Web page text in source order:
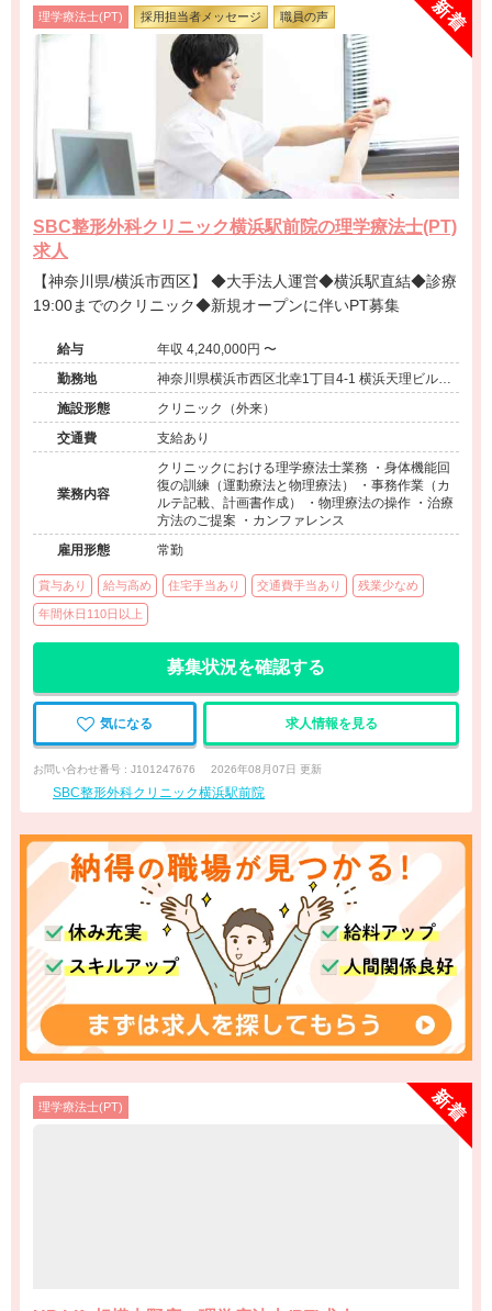
理学療法士(PT) 採用担当者メッセージ 職員の声
SBC整形外科クリニック横浜駅前院の理学療法士(PT)
求人
【神奈川県/横浜市西区】 ◆大手法人運営◆横浜駅直結◆診療
19:00までのクリニック◆新規オープンに伴いPT募集
給与
年収 4,240,000円 〜
勤務地
神奈川県横浜市西区北幸1丁目4-1 横浜天理ビル11
階
施設形態
クリニック（外来）
交通費
支給あり
業務内容
クリニックにおける理学療法士業務 ・身体機能回
復の訓練（運動療法と物理療法） ・事務作業（カ
ルテ記載、計画書作成） ・物理療法の操作 ・治療
方法のご提案 ・カンファレンス
雇用形態
常勤
賞与あり 給与高め 住宅手当あり 交通費手当あり 残業少なめ
年間休日110日以上
募集状況を確認する
気になる 求人情報を見る
お問い合わせ番号 : J101247676 2026年08月07日 更新
SBC整形外科クリニック横浜駅前院
理学療法士(PT)